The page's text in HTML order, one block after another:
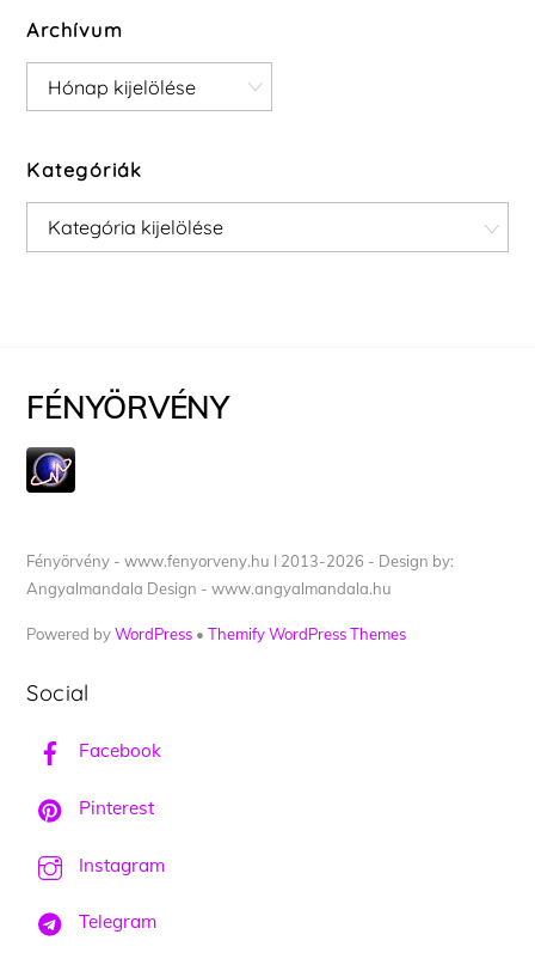
Archívum
Archívum
Kategóriák
Kategóriák
FÉNYÖRVÉNY
Fényörvény - www.fenyorveny.hu I 2013-2026 - Design by:
Angyalmandala Design - www.angyalmandala.hu
Powered byWordPress •Themify WordPress Themes
Social
Facebook
Pinterest
Instagram
Telegram